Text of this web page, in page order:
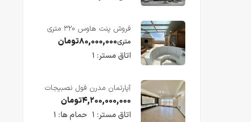
فروش پنت هاوس ۳۲۰ متری
لوکس در طبقه چهاردهم
فریدونکنار
متری۸۰,۰۰۰,۰۰۰تومان
اتاق مستر: ۱
آپارتمان مدرن فول نصبیجات
ساحلی/فریدونکنار
۴,۲۰۰,۰۰۰,۰۰۰تومان
اتاق مستر: ۱ حمام ها: ۱